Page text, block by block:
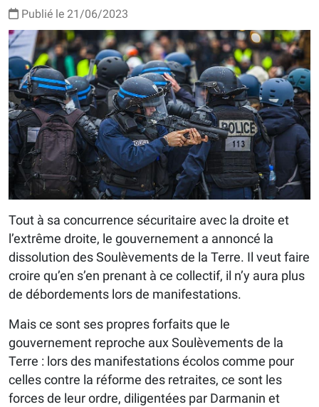
Publié le 21/06/2023
Tout à sa concurrence sécuritaire avec la droite et
l’extrême droite, le gouvernement a annoncé la
dissolution des Soulèvements de la Terre. Il veut faire
croire qu’en s’en prenant à ce collectif, il n’y aura plus
de débordements lors de manifestations.
Mais ce sont ses propres forfaits que le
gouvernement reproche aux Soulèvements de la
Terre : lors des manifestations écolos comme pour
celles contre la réforme des retraites, ce sont les
forces de leur ordre, diligentées par Darmanin et